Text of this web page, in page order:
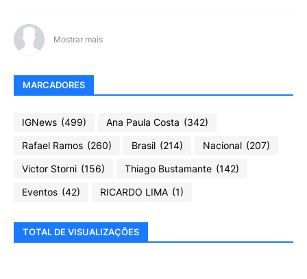
Mostrar mais
MARCADORES
IGNews (499) Ana Paula Costa (342)
Rafael Ramos (260) Brasil (214) Nacional (207)
Victor Storni (156) Thiago Bustamante (142)
Eventos (42) RICARDO LIMA (1)
TOTAL DE VISUALIZAÇÕES